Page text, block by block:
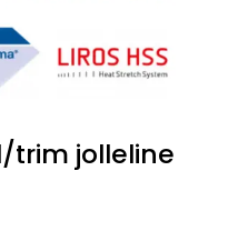
trim jolleline